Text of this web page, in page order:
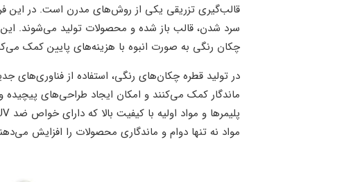
قالب‌گیری تزریقی یکی از روش‌های مدرن است. در این
سرد شدن، قالب باز شده و محصولات تولید می‌شوند.
چکان رنگی به صورت انبوه با هزینه‌های پایین کمک
در تولید قطره چکان‌های رنگی، استفاده از فناوری‌های
ماندگار کمک می‌کنند و امکان ایجاد طراحی‌های پیچیده
مواد نه ‌تنها دوام و ماندگاری محصولات را افزایش